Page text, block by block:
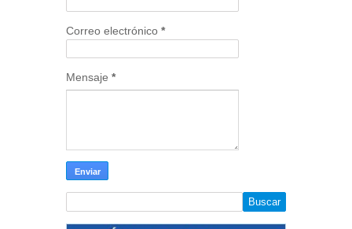
Correo electrónico *
Mensaje *